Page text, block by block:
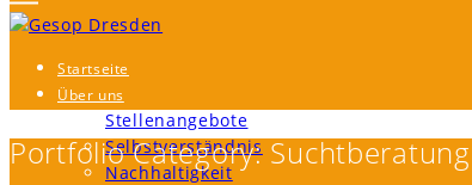
Startseite
Über uns
Stellenangebote
Selbstverständnis
Nachhaltigkeit
Portfolio Category:Suchtberatung